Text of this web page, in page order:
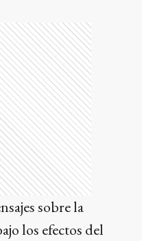
sobre la
los efectos del